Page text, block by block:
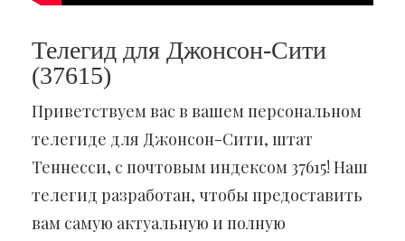
Телегид для Джонсон-Сити
(37615)
Приветствуем вас в вашем персональном
телегиде для Джонсон-Сити, штат
Теннесси, с почтовым индексом 37615! Наш
телегид разработан, чтобы предоставить
вам самую актуальную и полную